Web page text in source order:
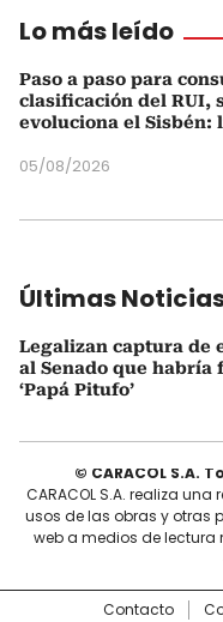
Lo más leído
Paso a paso para
clasificación del RUI,
evoluciona el Sisbén:
05/08/2026
Últimas
Legalizan captura de
al Senado que habría
‘Papá Pitufo’
© CARACOL S.A.
CARACOL S.A. realiza
usos de las obras y otras
web a medios de lectura
Contacto